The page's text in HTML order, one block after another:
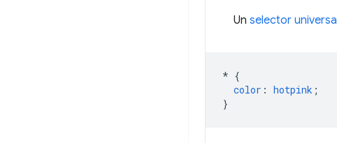
Un selector
* {
color : hotpink ;
}